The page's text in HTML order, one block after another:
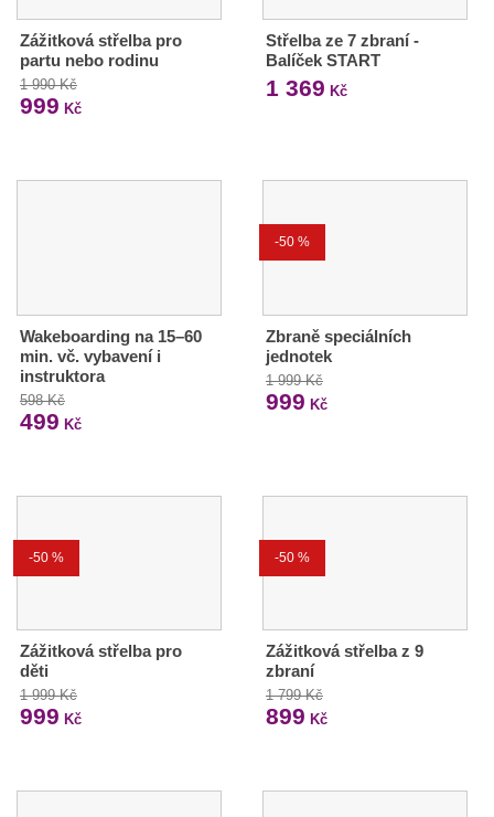
Zážitková střelba pro
partu nebo rodinu
1 990 Kč
999 Kč
Střelba ze 7 zbraní -
Balíček START
1 369 Kč
Wakeboarding na 15–60
min. vč. vybavení i
instruktora
598 Kč
499 Kč
-50 %
Zbraně speciálních
jednotek
1 999 Kč
999 Kč
-50 %
Zážitková střelba pro
děti
1 999 Kč
999 Kč
-50 %
Zážitková střelba z 9
zbraní
1 799 Kč
899 Kč